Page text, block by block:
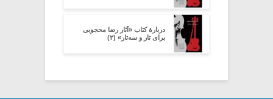
دربارۀ کتاب «آثار رضا محجوبی
برای تار و سه‌تار» (۲)